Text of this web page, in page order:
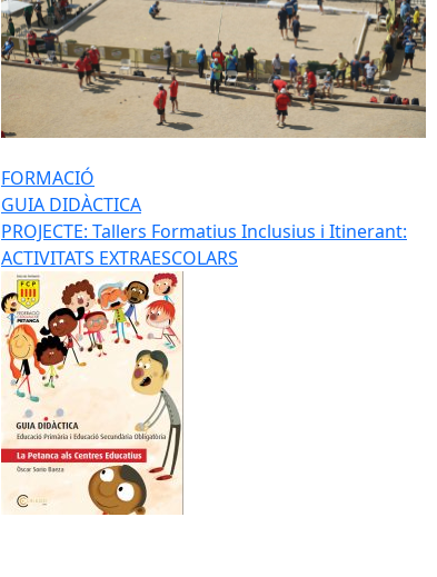
FORMACIÓ
GUIA DIDÀCTICA
PROJECTE: Tallers Formatius Inclusius i Itinerant:
ACTIVITATS EXTRAESCOLARS